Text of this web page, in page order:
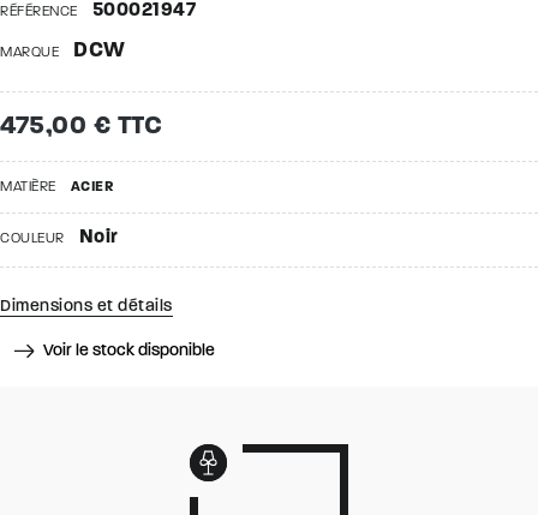
RÉFÉRENCE 500021947
MARQUE DCW
475,00 € TTC
MATIÈRE ACIER
COULEUR Noir
Dimensions et détails
Voir le stock disponible